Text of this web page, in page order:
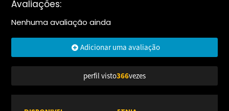
Avaliações:
Nenhuma avaliação ainda
Adicionar uma avaliação
perfil visto366vezes